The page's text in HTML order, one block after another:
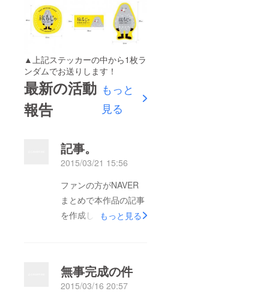
▲上記ステッカーの中から1枚ラ
ンダムでお送りします！
最新の活動
報告
もっと
見る
記事。
2015/03/21 15:56
ファンの方がNAVER
まとめで本作品の記事
を作成してくれまし
/odai/2142650955787
787401
もっと見る
無事完成の件
2015/03/16 20:57